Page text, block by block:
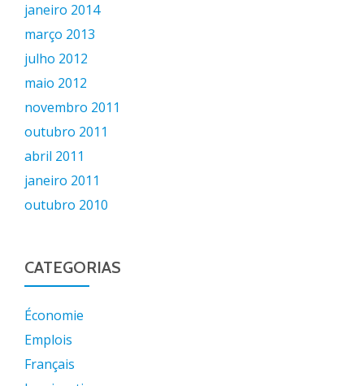
janeiro 2014
março 2013
julho 2012
maio 2012
novembro 2011
outubro 2011
abril 2011
janeiro 2011
outubro 2010
CATEGORIAS
Économie
Emplois
Français